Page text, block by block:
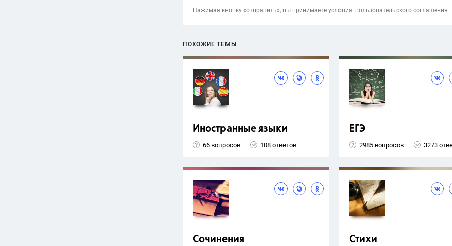
Нажимая кнопку «отправить», вы принимаете условия пользовательского соглашения
ПОХОЖИЕ ТЕМЫ
Иностранные языки
66 вопросов 108 ответов
ЕГЭ
2985 вопросов 3273
Сочинения Стихи